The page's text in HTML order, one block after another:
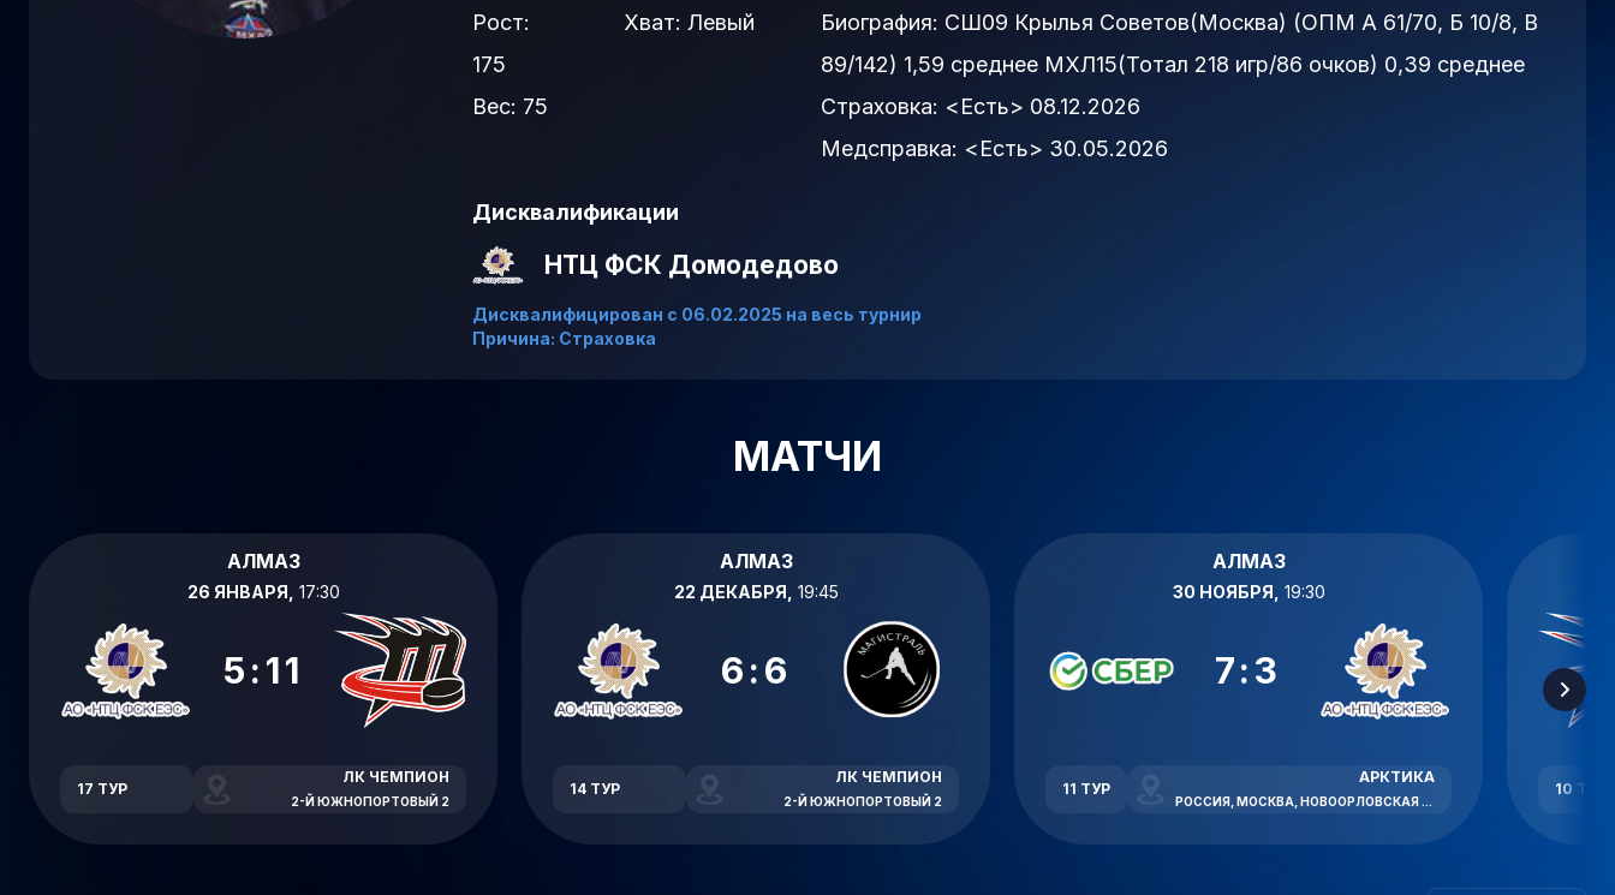
Рост:
175
Вес: 75
Хват: Левый
Биография: СШ09 Крылья Советов(Москва) (ОПМ А 61/70, Б 10/8, В
89/142) 1,59 среднее МХЛ15(Тотал 218 игр/86 очков) 0,39 среднее
Страховка: <Есть> 08.12.2026
Медсправка: <Есть> 30.05.2026
Дисквалификации
НТЦ ФСК Домодедово
Дисквалифицирован c 06.02.2025 на весь турнир
Причина: Страховка
МАТЧИ
АЛМАЗ
26 ЯНВАРЯ, 17:30
5:11
17 ТУР
ЛК ЧЕМПИОН
2-Й ЮЖНОПОРТОВЫЙ 2
АЛМАЗ
22 ДЕКАБРЯ, 19:45
6:6
14 ТУР
ЛК ЧЕМПИОН
2-Й ЮЖНОПОРТОВЫЙ 2
АЛМАЗ
30 НОЯБРЯ, 19:30
7:3
11 ТУР
АРКТИКА
РОССИЯ, МОСКВА, НОВООРЛОВСКАЯ УЛИЦА, 7В
10 ТУР